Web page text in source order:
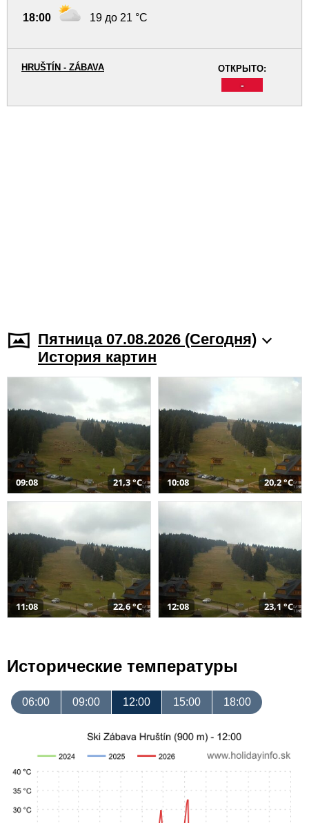
18:00 19 до 21 °C
ОТКРЫТО:
-
HRUŠTÍN - ZÁBAVA
Пятница 07.08.2026 (Cегодня)
История картин
09:08 21,3 °C 10:08 20,2 °C
11:08 22,6 °C 12:08 23,1 °C
Исторические температуры
06:00 09:00 12:00 15:00 18:00